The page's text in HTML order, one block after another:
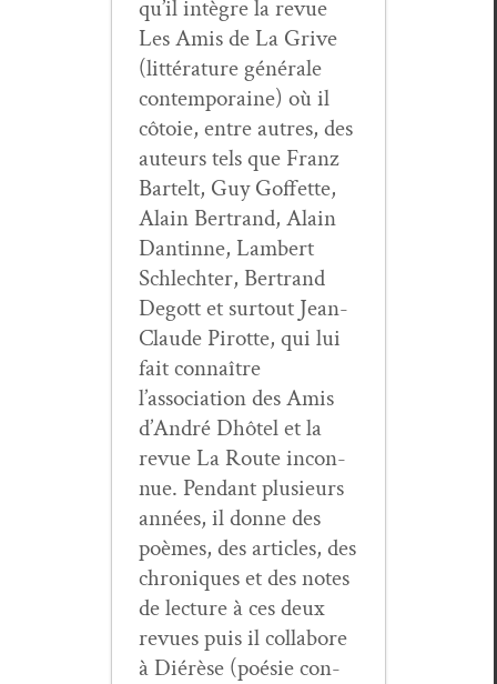
qu’il intè­gre la revue
Les Amis de La Grive
(lit­téra­ture générale
con­tem­po­raine) où il
côtoie, entre autres, des
auteurs tels que Franz
Bartelt, Guy Gof­fette,
Alain Bertrand, Alain
Dan­tinne, Lam­bert
Schlechter, Bertrand
Degott et surtout Jean-
Claude Pirotte, qui lui
fait con­naître
l’association des Amis
d’André Dhô­tel et la
revue La Route incon­
nue. Pen­dant plusieurs
années, il donne des
poèmes, des arti­cles, des
chroniques et des notes
de lec­ture à ces deux
revues puis il col­la­bore
à Diérèse (poésie con­